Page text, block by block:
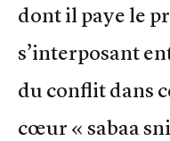
dont il paye le
s’interposant
du conflit dans
cœur « sabaa